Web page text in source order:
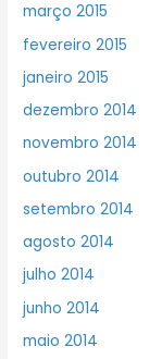
março 2015
fevereiro 2015
janeiro 2015
dezembro 2014
novembro 2014
outubro 2014
setembro 2014
agosto 2014
julho 2014
junho 2014
maio 2014